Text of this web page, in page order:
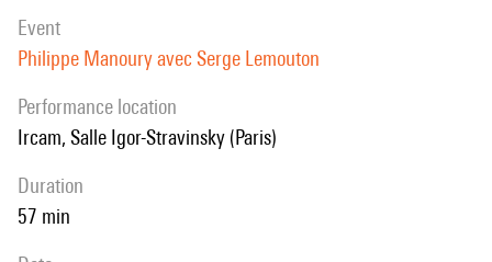
event
Philippe Manoury avec Serge Lemouton
performance location
Ircam, Salle Igor-Stravinsky (Paris)
duration
57 min